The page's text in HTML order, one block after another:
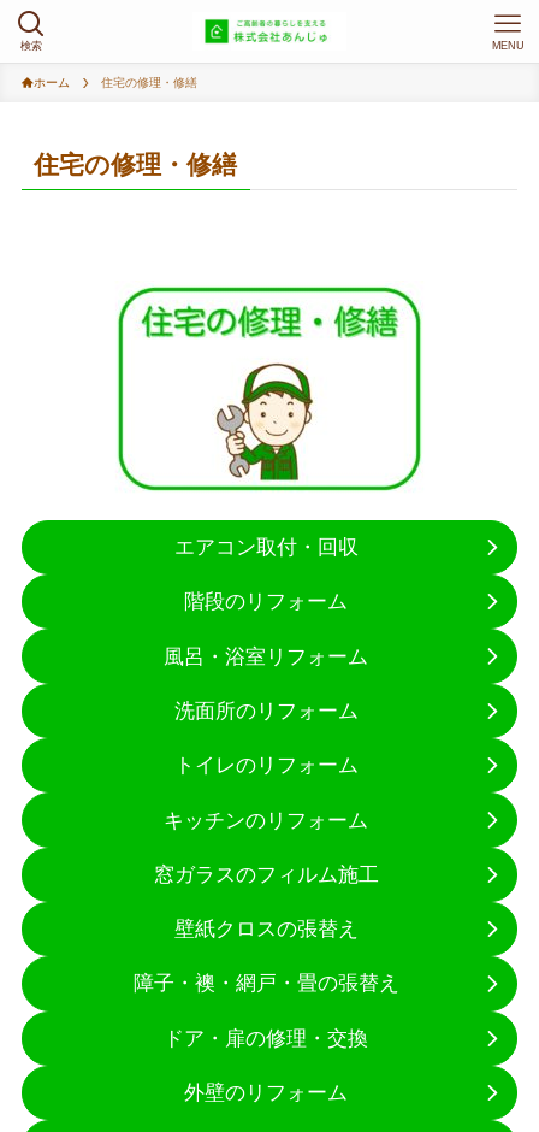
検索 MENU
ホーム 住宅の修理・修繕
住宅の修理・修繕
エアコン取付・回収
階段のリフォーム
風呂・浴室リフォーム
洗面所のリフォーム
トイレのリフォーム
キッチンのリフォーム
窓ガラスのフィルム施工
壁紙クロスの張替え
障子・襖・網戸・畳の張替え
ドア・扉の修理・交換
外壁のリフォーム